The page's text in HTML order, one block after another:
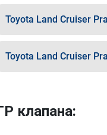
Toyota Land Cruiser
Toyota Land Cruiser
клапана: